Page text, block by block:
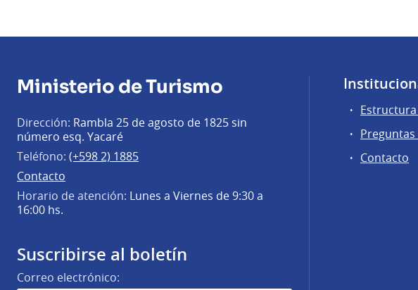
Ministerio de Turismo
Dirección: Rambla 25 de agosto de 1825 sin
número esq. Yacaré
Teléfono: (+598 2) 1885
Contacto
Horario de atención: Lunes a Viernes de 9:30 a
16:00 hs.
Suscribirse al boletín
Correo electrónico:
Contacto